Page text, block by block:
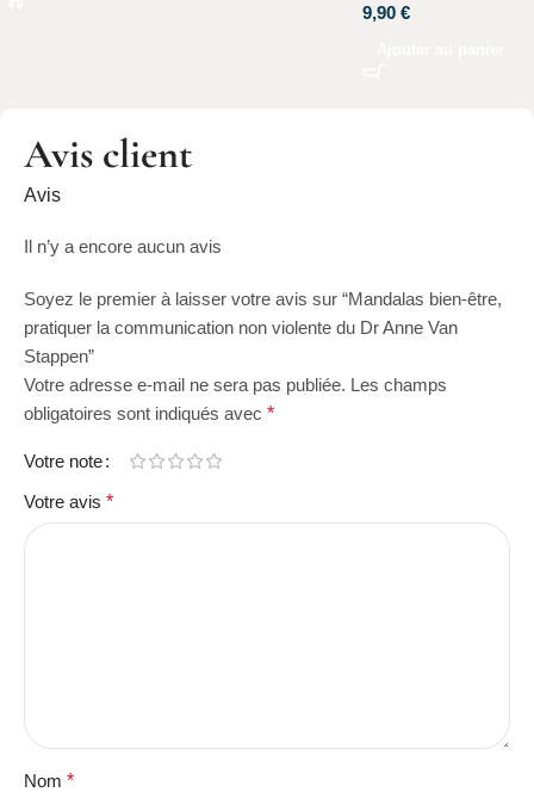
9,90 €
Avis client
Avis
Il n’y a encore aucun avis
Soyez le premier à laisser votre avis sur “Mandalas bien-être,
pratiquer la communication non violente du Dr Anne Van
Stappen”
Votre adresse e-mail ne sera pas publiée. Les champs
obligatoires sont indiqués avec *
Votre note
Votre avis *
Nom *